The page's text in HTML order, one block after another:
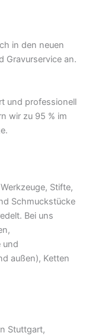
in den neuen
Gravurservice an.
und professionell
wir zu 95 % im
Stifte,
Schmuckstücke
Bei uns
und
außen), Ketten
Stuttgart,